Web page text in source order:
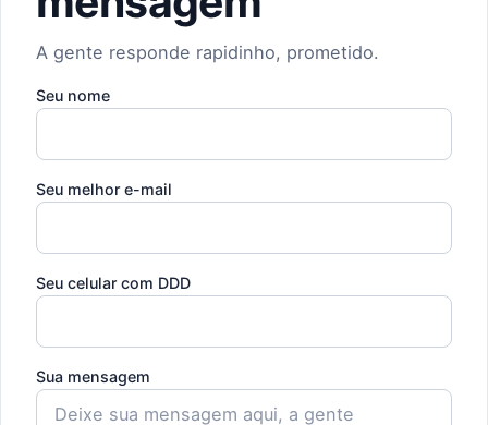
A gente responde rapidinho, prometido.
Seu nome
Seu melhor e-mail
Seu celular com DDD
Sua mensagem